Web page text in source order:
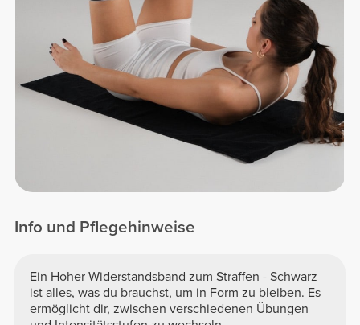
Info und Pflegehinweise
Ein Hoher Widerstandsband zum Straffen - Schwarz
ist alles, was du brauchst, um in Form zu bleiben. Es
ermöglicht dir, zwischen verschiedenen Übungen